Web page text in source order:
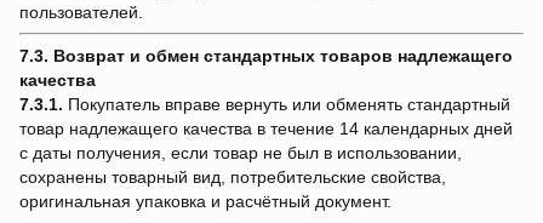
пользователей.
7.3. Возврат и обмен стандартных товаров надлежащего
качества
7.3.1. Покупатель вправе вернуть или обменять стандартный
товар надлежащего качества в течение 14 календарных дней
с даты получения, если товар не был в использовании,
сохранены товарный вид, потребительские свойства,
оригинальная упаковка и расчётный документ.